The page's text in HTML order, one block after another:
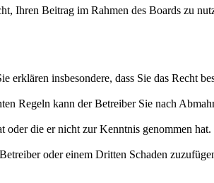
Ihren Beitrag im Rahmen des Boards zu
erklären insbesondere, dass Sie das Recht
Regeln kann der Betreiber Sie nach
die er nicht zur Kenntnis genommen hat.
oder einem Dritten Schaden